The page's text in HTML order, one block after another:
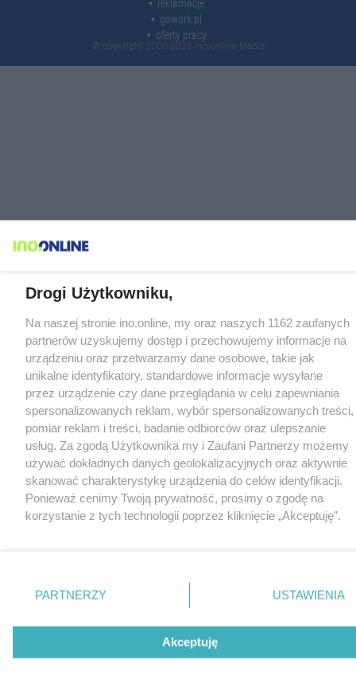
reklamacje
gowork.pl
oferty pracy
© copyright 2000-2026 Ino-online Media
Drogi Użytkowniku,
Na naszej stronie ino.online, my oraz naszych 1162 zaufanych
partnerów uzyskujemy dostęp i przechowujemy informacje na
urządzeniu oraz przetwarzamy dane osobowe, takie jak
unikalne identyfikatory, standardowe informacje wysyłane
przez urządzenie czy dane przeglądania w celu zapewniania
spersonalizowanych reklam, wybór spersonalizowanych treści,
pomiar reklam i treści, badanie odbiorców oraz ulepszanie
usług. Za zgodą Użytkownika my i Zaufani Partnerzy możemy
używać dokładnych danych geolokalizacyjnych oraz aktywnie
skanować charakterystykę urządzenia do celów identyfikacji.
Ponieważ cenimy Twoją prywatność, prosimy o zgodę na
korzystanie z tych technologii poprzez kliknięcie „Akceptuję”.
nie wymagają zgody użytkownika, ale masz prawo sprzeciwić
się takiemu przetwarzaniu. Preferencje będą miały
Zapoznaj się z poniższymi informacjami, abyś mógł świadomie
PARTNERZY USTAWIENIA
Akceptuję